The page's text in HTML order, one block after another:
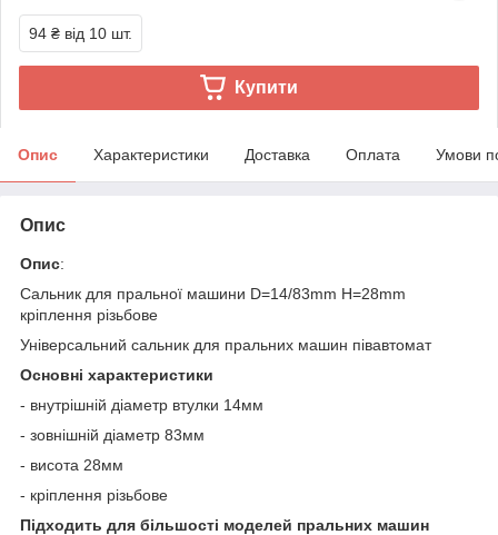
94 ₴ від 10 шт.
Купити
Опис Характеристики Доставка Оплата Умови
Опис
Опис:
Сальник для пральної машини D=14/83mm H=28mm
кріплення різьбове
Універсальний сальник для пральних машин півавтомат
Основні характеристики
- внутрішній діаметр втулки 14мм
- зовнішній діаметр 83мм
- висота 28мм
- кріплення різьбове
Підходить для більшості моделей пральних машин